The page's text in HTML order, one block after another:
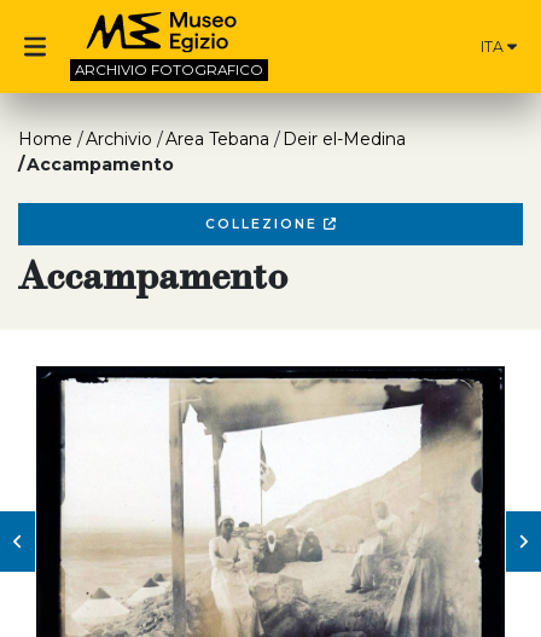
ARCHIVIO FOTOGRAFICO
ITA
Home Archivio Area Tebana
Deir el-Medina
Accampamento
COLLEZIONE
Accampamento